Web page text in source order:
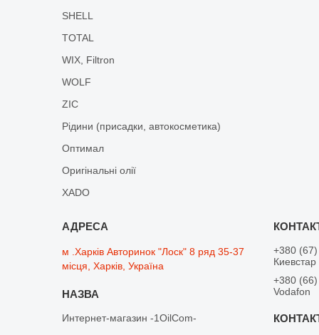
SHELL
TOTAL
WIX, Filtron
WOLF
ZIC
Рідини (присадки, автокосметика)
Оптимал
Оригінальні олії
XADO
м .Харків Авторинок "Лоск" 8 ряд 35-37
місця, Харків, Україна
Интернет-магазин -1OilCom-
+380
Киевстар
+380
Vodafon